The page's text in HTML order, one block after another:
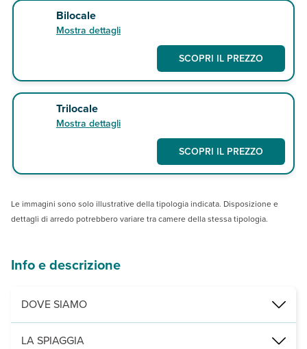
Bilocale
Mostra dettagli
SCOPRI IL PREZZO
Trilocale
Mostra dettagli
SCOPRI IL PREZZO
Le immagini sono solo illustrative della tipologia indicata. Disposizione e
dettagli di arredo potrebbero variare tra camere della stessa tipologia.
Info e descrizione
DOVE SIAMO
Bayahibe, a 900 m dalla spiaggia, 18 km dall’aeroporto de La
LA SPIAGGIA